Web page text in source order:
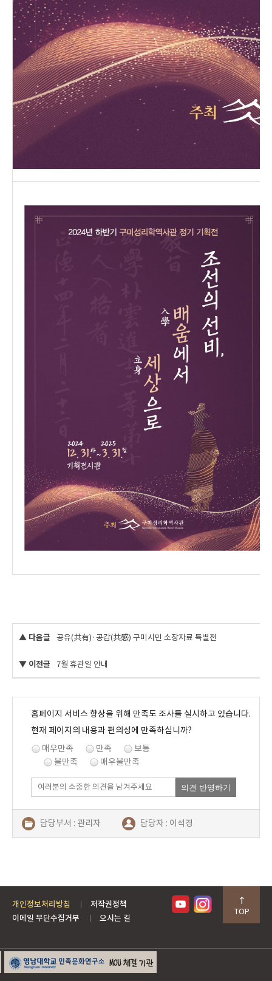
▲ 다음글 공유(共有)·공감(共感) 구미시민 소장자료 특별전
▼ 이전글 7월 휴관일 안내
홈페이지 서비스 향상을 위해 만족도 조사를 실시하고 있습니다.
현재 페이지의 내용과 편의성에 만족하십니까?
매우만족
만족
보통
불만족
매우불만족
의견 반영하기
담당부서 : 관리자 담당자 : 이석경
개인정보처리방침
저작권정책
이메일 무단수집거부
오시는 길
TOP